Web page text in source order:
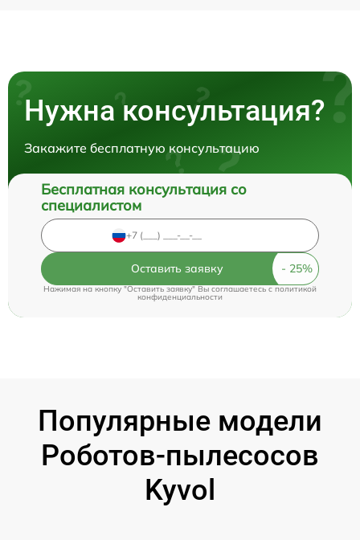
Нужна консультация?
Закажите бесплатную консультацию
Бесплатная консультация со
специалистом
Оставить заявку
Нажимая на кнопку "Оставить заявку" Вы соглашаетесь cполитикой
конфиденциальности
Популярные модели
Роботов-пылесосов
Kyvol